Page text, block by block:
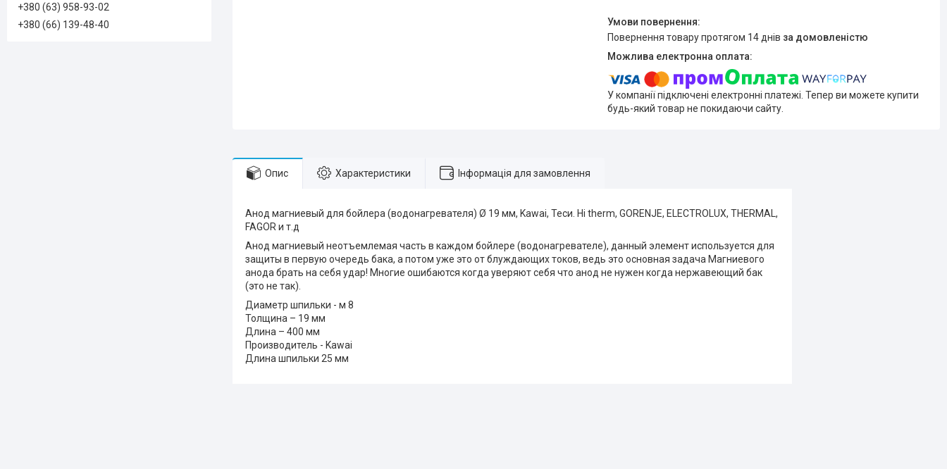
повернення товару протягом 14 днів за домовленістю
У компанії підключені електронні платежі. Тепер ви можете купити
будь-який товар не покидаючи сайту.
Опис Характеристики Інформація для замовлення
Анод магниевый для бойлера (водонагревателя) Ø 19 мм, Kawai, Теси. Hi therm, GORENJE, ELECTROLUX, THERMAL,
FAGOR и т.д
Анод магниевый неотъемлемая часть в каждом бойлере (водонагревателе), данный элемент используется для
защиты в первую очередь бака, а потом уже это от блуждающих токов, ведь это основная задача Магниевого
анода брать на себя удар! Многие ошибаются когда уверяют себя что анод не нужен когда нержавеющий бак
(это не так).
Диаметр шпильки - м 8
Толщина – 19 мм
Длина – 400 мм
Производитель - Kawai
Длина шпильки 25 мм
+380 (63) 958-93-02
+380 (66) 139-48-40